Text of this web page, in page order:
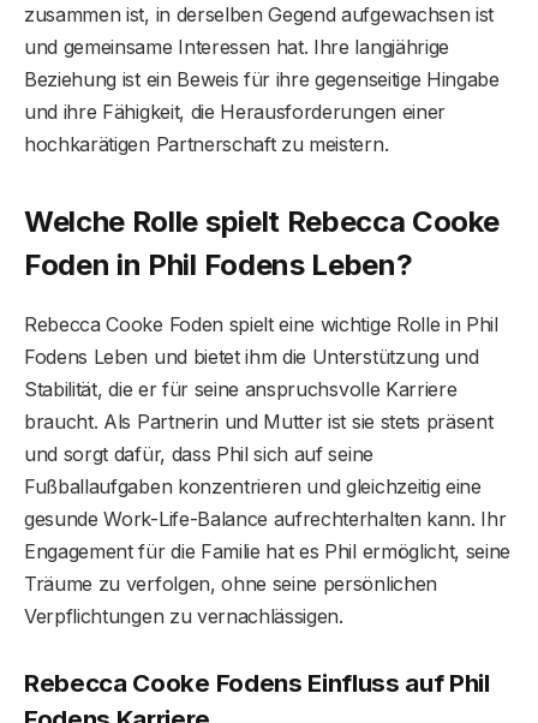
zusammen ist, in derselben Gegend aufgewachsen ist
und gemeinsame Interessen hat. Ihre langjährige
Beziehung ist ein Beweis für ihre gegenseitige Hingabe
und ihre Fähigkeit, die Herausforderungen einer
hochkarätigen Partnerschaft zu meistern.
Welche Rolle spielt Rebecca Cooke
Foden in Phil Fodens Leben?
Rebecca Cooke Foden spielt eine wichtige Rolle in Phil
Fodens Leben und bietet ihm die Unterstützung und
Stabilität, die er für seine anspruchsvolle Karriere
braucht. Als Partnerin und Mutter ist sie stets präsent
und sorgt dafür, dass Phil sich auf seine
Fußballaufgaben konzentrieren und gleichzeitig eine
gesunde Work-Life-Balance aufrechterhalten kann. Ihr
Engagement für die Familie hat es Phil ermöglicht, seine
Träume zu verfolgen, ohne seine persönlichen
Verpflichtungen zu vernachlässigen.
Rebecca Cooke Fodens Einfluss auf Phil